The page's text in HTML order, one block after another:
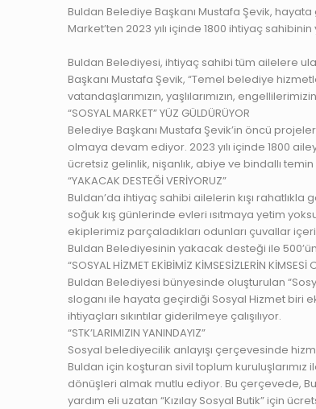
Buldan Belediye Başkanı Mustafa Şevik,
Market’ten 2023 yılı içinde 1800 ihtiyaç
Buldan Belediyesi, ihtiyaç sahibi tüm ailelere
Başkanı Mustafa Şevik, “Temel belediye
vatandaşlarımızın, yaşlılarımızın,
“SOSYAL MARKET” YÜZ GÜLDÜRÜYOR
Belediye Başkanı Mustafa Şevik’in öncü
olmaya devam ediyor. 2023 yılı içinde 1800
ücretsiz gelinlik, nişanlık, abiye ve bindallı
“YAKACAK DESTEĞİ VERİYORUZ”
Buldan’da ihtiyaç sahibi ailelerin kışı
soğuk kış günlerinde evleri ısıtmaya yetim
ekiplerimiz parçaladıkları odunları çuvallar
Buldan Belediyesinin yakacak desteği ile
“SOSYAL HİZMET EKİBİMİZ KİMSESİZLERİN KİMSESİ
Buldan Belediyesi bünyesinde oluşturulan
sloganı ile hayata geçirdiği Sosyal Hizmet biri
ihtiyaçları sıkıntılar giderilmeye çalışılıyor.
“STK’LARIMIZIN YANINDAYIZ”
Sosyal belediyecilik anlayışı çerçevesinde
Buldan için koşturan sivil toplum kuruluşlarımız
dönüşleri almak mutlu ediyor. Bu çerçevede,
yardım eli uzatan “Kızılay Sosyal Butik” için